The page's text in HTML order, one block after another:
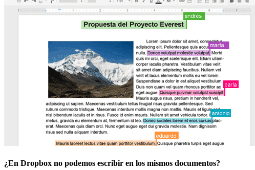
¿En Dropbox no podemos escribir en los mismos documentos?